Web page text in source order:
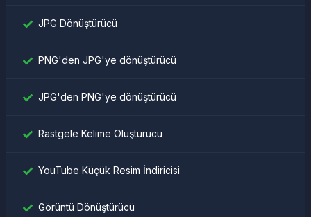
JPG Dönüştürücü
PNG'den JPG'ye dönüştürücü
JPG'den PNG'ye dönüştürücü
Rastgele Kelime Oluşturucu
YouTube Küçük Resim İndiricisi
Görüntü Dönüştürücü